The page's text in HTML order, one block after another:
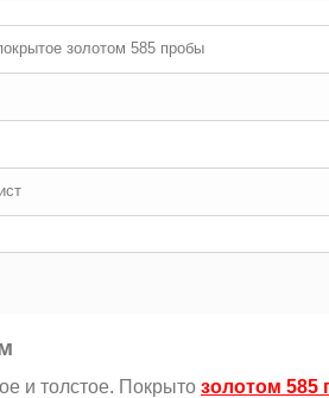
золотом 585 пробы
и толстое. Покрыто золотом 585